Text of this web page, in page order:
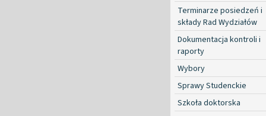
Terminarze posiedzeń i
składy Rad Wydziałów
Dokumentacja kontroli i
raporty
Wybory
Sprawy Studenckie
Szkoła doktorska